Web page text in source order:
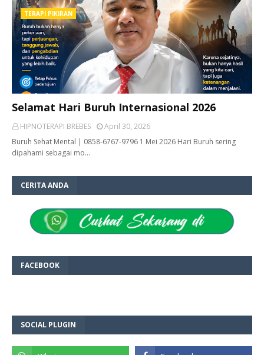
TERAPI PIKIRAN
Selamat Hari Buruh Internasional 2026
HIPNOTERAPI BREBES
April 30, 2026
Buruh Sehat Mental | 0858-6767-9796 1 Mei 2026 Hari Buruh sering
dipahami sebagai mo…
CERITA ANDA
FACEBOOK
SOCIAL PLUGIN